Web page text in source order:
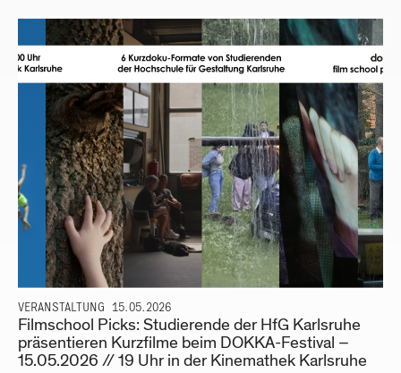
VERANSTALTUNG 15.05.2026
Filmschool Picks: Studierende der HfG Karlsruhe
präsentieren Kurzfilme beim DOKKA-Festival –
15.05.2026 // 19 Uhr in der Kinemathek Karlsruhe